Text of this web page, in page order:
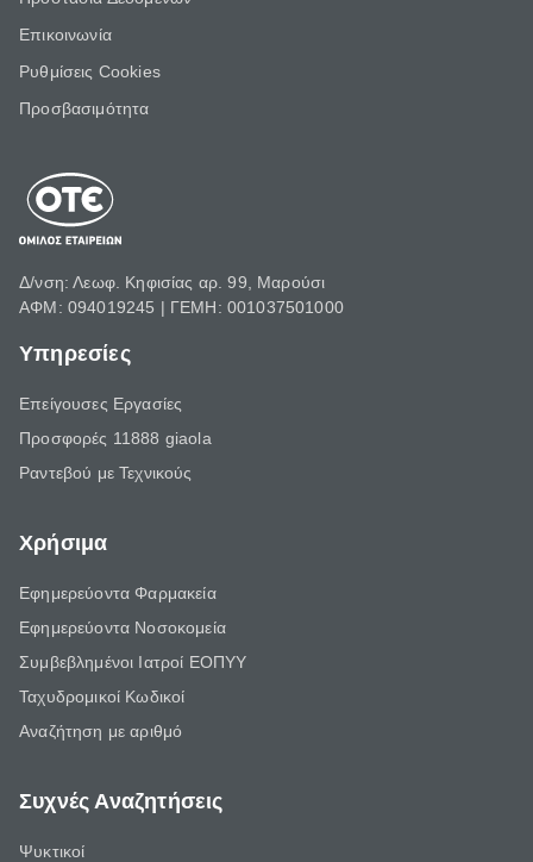
Επικοινωνία
Ρυθμίσεις Cookies
Προσβασιμότητα
Δ/νση: Λεωφ. Κηφισίας αρ. 99, Μαρούσι
ΑΦΜ: 094019245 | ΓΕΜΗ: 001037501000
Υπηρεσίες
Επείγουσες Εργασίες
Προσφορές 11888 giaola
Ραντεβού με Τεχνικούς
Χρήσιμα
Εφημερεύοντα Φαρμακεία
Εφημερεύοντα Νοσοκομεία
Συμβεβλημένοι Ιατροί ΕΟΠΥΥ
Ταχυδρομικοί Κωδικοί
Αναζήτηση με αριθμό
Συχνές Αναζητήσεις
Ψυκτικοί